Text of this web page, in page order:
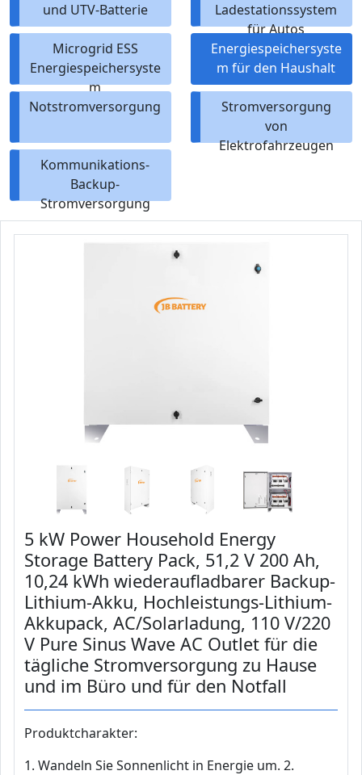
und UTV-Batterie
Ladestationssystem
für Autos
Microgrid ESS
Energiespeichersyste
m
Energiespeichersyste
m für den Haushalt
Notstromversorgung
Stromversorgung
von
Elektrofahrzeugen
Kommunikations-
Backup-
Stromversorgung
5 kW Power Household Energy
Storage Battery Pack, 51,2 V 200 Ah,
10,24 kWh wiederaufladbarer Backup-
Lithium-Akku, Hochleistungs-Lithium-
Akkupack, AC/Solarladung, 110 V/220
V Pure Sinus Wave AC Outlet für die
tägliche Stromversorgung zu Hause
und im Büro und für den Notfall
Produktcharakter:
1. Wandeln Sie Sonnenlicht in Energie um. 2.